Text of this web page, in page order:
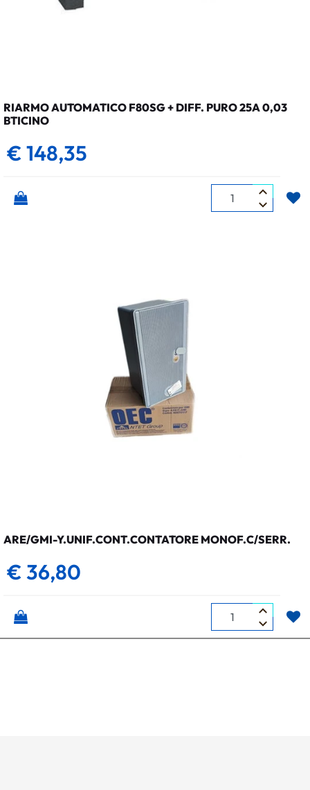
RIARMO AUTOMATICO F80SG + DIFF. PURO 25A 0,03
BTICINO
€ 148,35
Quantità
ARE/GMI-Y.UNIF.CONT.CONTATORE MONOF.C/SERR.
€ 36,80
Quantità